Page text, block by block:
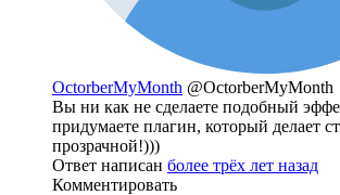
OctorberMyMonth @OctorberMyMonth
Вы ни как не сделаете подобный
придумаете плагин, который делает
прозрачной!)))
Ответ написан более трёх лет назад
Комментировать